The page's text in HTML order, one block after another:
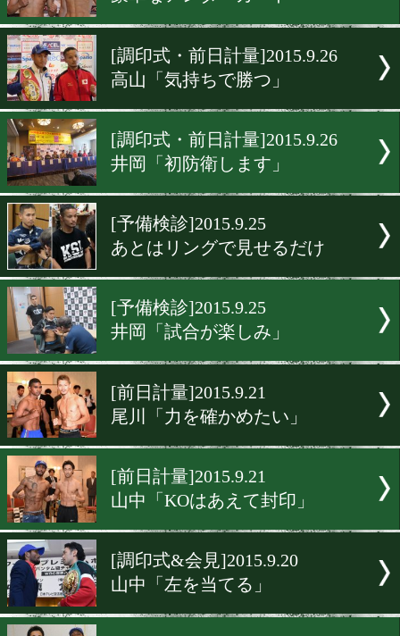
[前日計量]2015.9.29
テクニシャンvs叩き上げ
[前日計量]2015.9.29
高山、アジア最強を目指す!
[前日計量]2015.9.26
豪華なアンダーカード
[調印式・前日計量
[調印式・前日計量
井岡「初防衛します」
[予備検診]2015.9.25
あとはリングで見せるだけ